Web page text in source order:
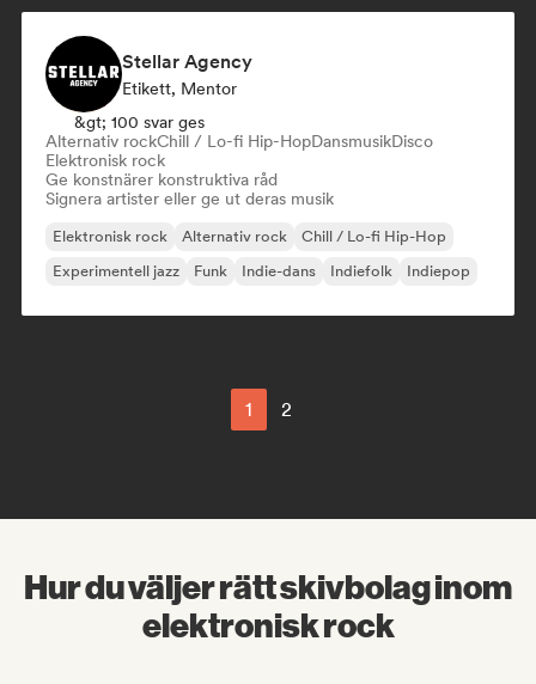
Stellar Agency
Etikett, Mentor
&gt; 100 svar ges
Alternativ rockChill / Lo-fi Hip-HopDansmusikDisco
Elektronisk rock
Ge konstnärer konstruktiva råd
Signera artister eller ge ut deras musik
Elektronisk rock Alternativ rock
Chill / Lo-fi Hip-Hop
Experimentell jazz
Funk Indie-dans Indiefolk Indiepop
1 2
Hur du väljer rätt skivbolag inom
elektronisk rock